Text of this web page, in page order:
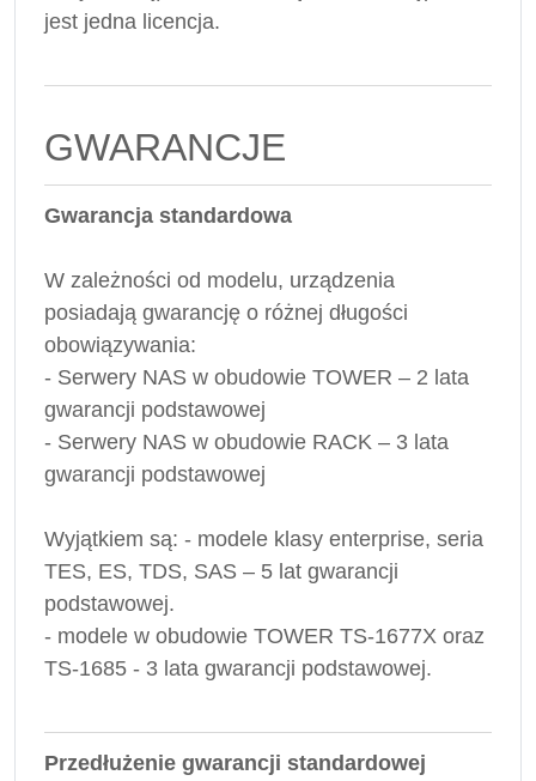
jest jedna licencja.
GWARANCJE
Gwarancja standardowa
W zależności od modelu, urządzenia
posiadają gwarancję o różnej długości
obowiązywania:
- Serwery NAS w obudowie TOWER – 2 lata
gwarancji podstawowej
- Serwery NAS w obudowie RACK – 3 lata
gwarancji podstawowej
Wyjątkiem są: - modele klasy enterprise, seria
TES, ES, TDS, SAS – 5 lat gwarancji
podstawowej.
- modele w obudowie TOWER TS-1677X oraz
TS-1685 - 3 lata gwarancji podstawowej.
Przedłużenie gwarancji standardowej